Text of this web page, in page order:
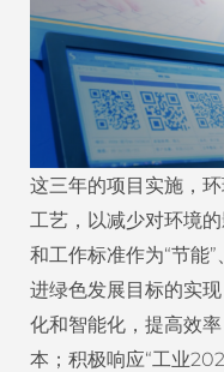
这三年的项目实施，
工艺，以减少对环境
和工作标准作为“节能
进绿色发展目标的实
化和智能化，提高效
本；积极响应“工业